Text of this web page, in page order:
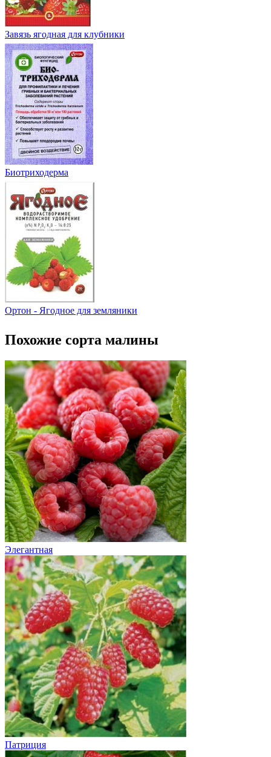
Завязь ягодная для клубники
Биотриходерма
Ортон - Ягодное для земляники
Похожие сорта малины
Элегантная
Патриция